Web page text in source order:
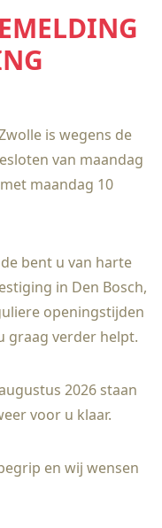
is wegens de
van maandag
maandag 10
bent u van harte
in Den Bosch,
openingstijden
graag verder helpt.
2026 staan
voor u klaar.
en wij wensen